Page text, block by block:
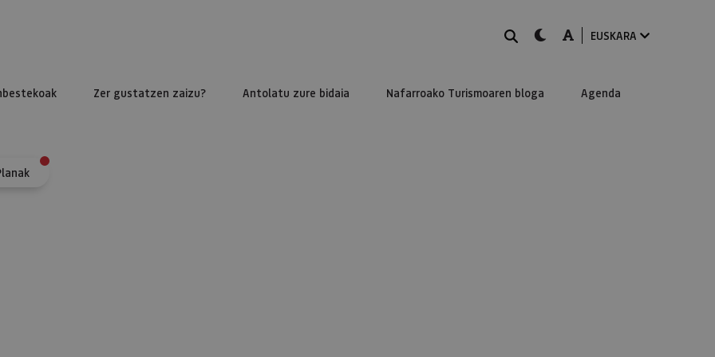
BILATUdark-mode
A-modeEUSKARA
Zer gustatzen zaizu? Antolatu zure bidaia Nafarroako Turismoaren bloga Agenda